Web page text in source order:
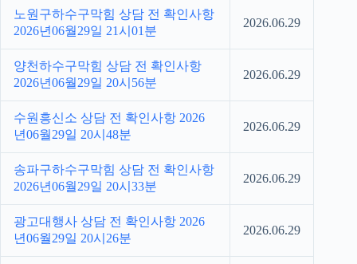
노원구하수구막힘 상담 전 확인사항
2026년06월29일 21시01분
2026.06.29
양천하수구막힘 상담 전 확인사항
2026년06월29일 20시56분
2026.06.29
수원흥신소 상담 전 확인사항 2026
년06월29일 20시48분
2026.06.29
송파구하수구막힘 상담 전 확인사항
2026년06월29일 20시33분
2026.06.29
광고대행사 상담 전 확인사항 2026
년06월29일 20시26분
2026.06.29